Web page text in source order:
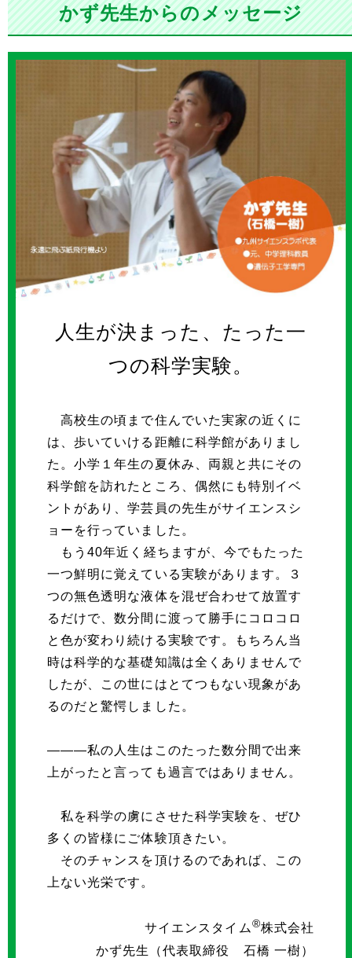
かず先生からのメッセージ
人生が決まった、たった一
つの科学実験。
高校生の頃まで住んでいた実家の近くに
は、歩いていける距離に科学館がありまし
た。小学１年生の夏休み、両親と共にその
科学館を訪れたところ、偶然にも特別イベ
ントがあり、学芸員の先生がサイエンスシ
ョーを行っていました。
もう40年近く経ちますが、今でもたった
一つ鮮明に覚えている実験があります。３
つの無色透明な液体を混ぜ合わせて放置す
るだけで、数分間に渡って勝手にコロコロ
と色が変わり続ける実験です。もちろん当
時は科学的な基礎知識は全くありませんで
したが、この世にはとてつもない現象があ
るのだと驚愕しました。
―――私の人生はこのたった数分間で出来
上がったと言っても過言ではありません。
私を科学の虜にさせた科学実験を、ぜひ
多くの皆様にご体験頂きたい。
そのチャンスを頂けるのであれば、この
上ない光栄です。
サイエンスタイム®株式会社
かず先生（代表取締役 石橋 一樹）